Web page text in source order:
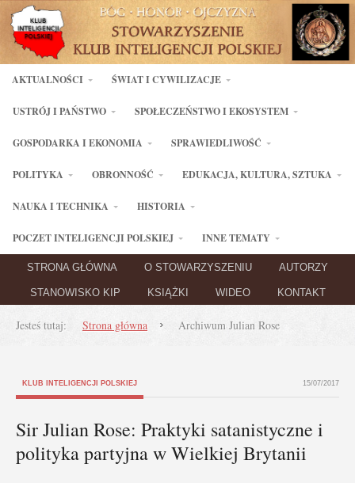
AKTUALNOŚCI ŚWIAT I CYWILIZACJE
USTRÓJ I PAŃSTWO SPOŁECZEŃSTWO I EKOSYSTEM
GOSPODARKA I EKONOMIA SPRAWIEDLIWOŚĆ
POLITYKA OBRONNOŚĆ EDUKACJA, KULTURA, SZTUKA
NAUKA I TECHNIKA HISTORIA
POCZET INTELIGENCJI POLSKIEJ INNE TEMATY
STRONA GŁÓWNA O STOWARZYSZENIU AUTORZY
STANOWISKO KIP KSIĄŻKI WIDEO KONTAKT
Jesteś tutaj: Strona główna Archiwum Julian Rose
KLUB INTELIGENCJI POLSKIEJ 15/07/2017
Sir Julian Rose: Praktyki satanistyczne i
polityka partyjna w Wielkiej Brytanii